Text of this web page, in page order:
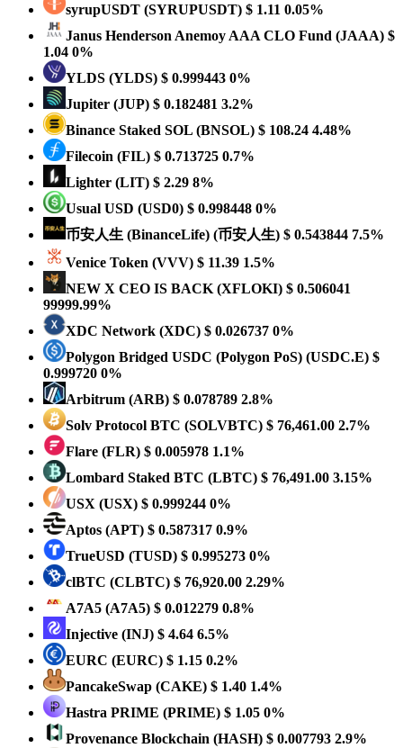
syrupUSDT (SYRUPUSDT) $ 1.11 0.05%
Janus Henderson Anemoy AAA CLO Fund (JAAA) $
1.04 0%
YLDS (YLDS) $ 0.999443 0%
Jupiter (JUP) $ 0.182481 3.2%
Binance Staked SOL (BNSOL) $ 108.24 4.48%
Filecoin (FIL) $ 0.713725 0.7%
Lighter (LIT) $ 2.29 8%
Usual USD (USD0) $ 0.998448 0%
币安人生 (BinanceLife) (币安人生) $ 0.543844 7.5%
Venice Token (VVV) $ 11.39 1.5%
NEW X CEO IS BACK (XFLOKI) $ 0.506041
99999.99%
XDC Network (XDC) $ 0.026737 0%
Polygon Bridged USDC (Polygon PoS) (USDC.E) $
0.999720 0%
Arbitrum (ARB) $ 0.078789 2.8%
Solv Protocol BTC (SOLVBTC) $ 76,461.00 2.7%
Flare (FLR) $ 0.005978 1.1%
Lombard Staked BTC (LBTC) $ 76,491.00 3.15%
USX (USX) $ 0.999244 0%
Aptos (APT) $ 0.587317 0.9%
TrueUSD (TUSD) $ 0.995273 0%
clBTC (CLBTC) $ 76,920.00 2.29%
A7A5 (A7A5) $ 0.012279 0.8%
Injective (INJ) $ 4.64 6.5%
EURC (EURC) $ 1.15 0.2%
PancakeSwap (CAKE) $ 1.40 1.4%
Hastra PRIME (PRIME) $ 1.05 0%
Provenance Blockchain (HASH) $ 0.007793 2.9%